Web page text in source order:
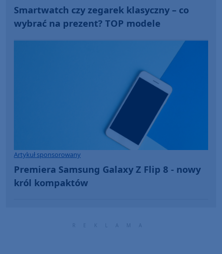
Smartwatch czy zegarek klasyczny – co
wybrać na prezent? TOP modele
Artykuł sponsorowany
Premiera Samsung Galaxy Z Flip 8 - nowy
król kompaktów